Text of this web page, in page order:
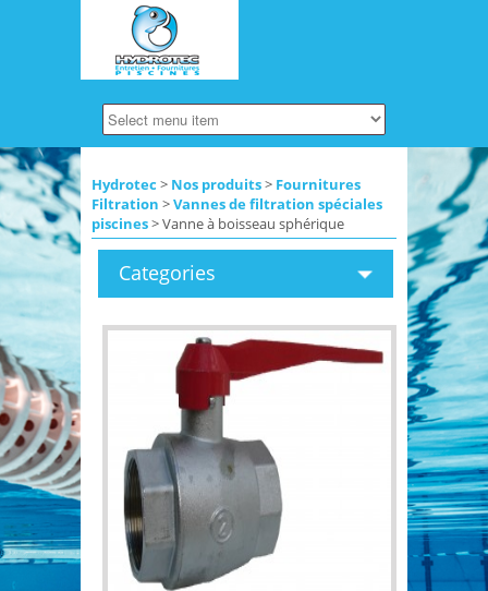
Hydrotec > Nos produits> Fournitures
Filtration >Vannes de filtration spéciales
piscines> Vanne à boisseau sphérique
Categories